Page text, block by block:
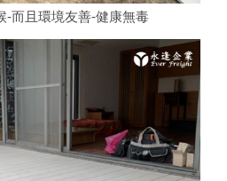
-而且環境友善-健康無毒